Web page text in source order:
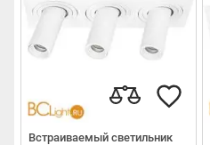
Встраиваемый светильник